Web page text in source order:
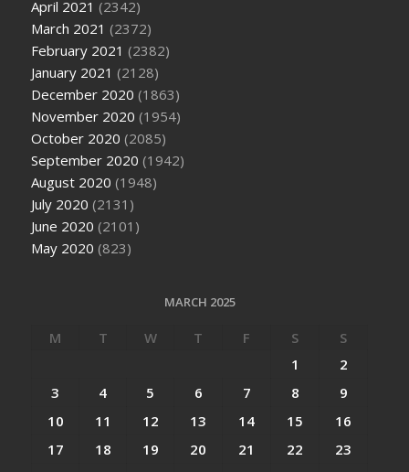
April 2021 (2342)
March 2021 (2372)
February 2021 (2382)
January 2021 (2128)
December 2020 (1863)
November 2020 (1954)
October 2020 (2085)
September 2020 (1942)
August 2020 (1948)
July 2020 (2131)
June 2020 (2101)
May 2020 (823)
MARCH 2025
M T W T F S
S
1
2
3
4 5 6 7 8
9
10
11 12 13 14 15
16
17
18 19 20 21 22
23